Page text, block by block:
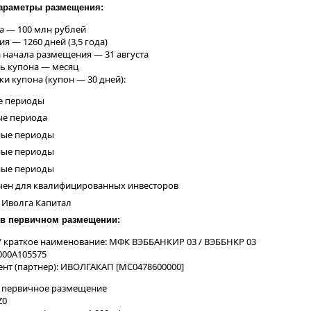
размещения:
— 100 млн рублей
— 1260 дней (3,5 года)
размещения — 31 августа
купона — месяц
купона (купон — 30 дней):
периоды
периода
периоды
периоды
периоды
для квалифицированных инвесторов
Капитал
первичном размещении:
краткое наименование: МФК ВЭББАНКИР 03 / ВЭББНКР 03
(партнер): ИВОЛГАКАП [MC0478600000]
размещение